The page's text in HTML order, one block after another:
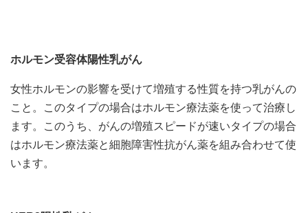
ホルモン受容体陽性乳がん
女性ホルモンの影響を受けて増殖する性質を持つ乳がんの
こと。このタイプの場合はホルモン療法薬を使って治療し
ます。このうち、がんの増殖スピードが速いタイプの場合
はホルモン療法薬と細胞障害性抗がん薬を組み合わせて使
います。